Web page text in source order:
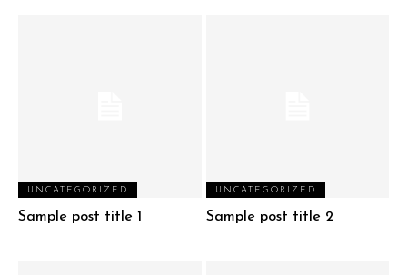
UNCATEGORIZED
Sample post title 1
UNCATEGORIZED
Sample post title 2